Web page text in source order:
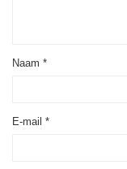
Naam *
E-mail *